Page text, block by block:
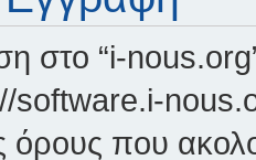
“i-nous.org”
software.i-
όρους που